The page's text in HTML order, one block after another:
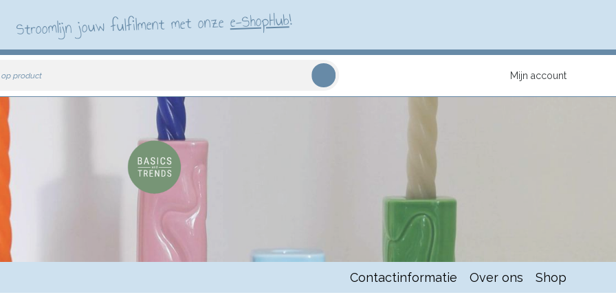
Stroomlijn jouw fulfilment met onzee-ShopHub!
op product Mijn account
Contactinformatie Over ons Shop